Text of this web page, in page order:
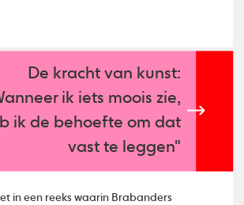
De kracht van kunst:
ik iets moois zie,
ik de behoefte om dat
vast te leggen"
in een reeks waarin Brabanders